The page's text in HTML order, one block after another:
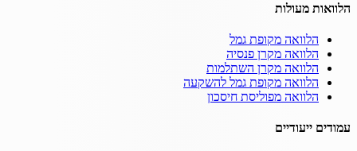
הלוואות מעולות
הלוואה מקופת גמל
הלוואה מקרן פנסיה
הלוואה מקרן השתלמות
הלוואה מקופת גמל להשקעה
הלוואה מפוליסת חיסכון
עמודים ייעודיים